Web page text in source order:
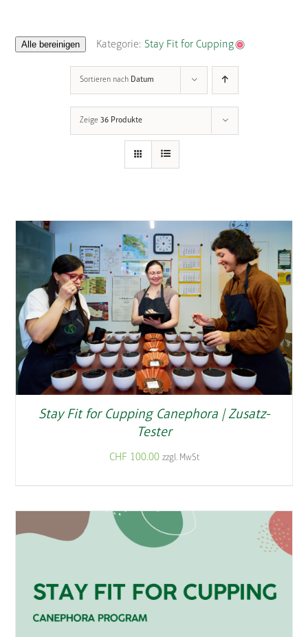
Alle bereinigen Kategorie: Stay Fit for Cupping
Sortieren nach Datum
Zeige 36 Produkte
Stay Fit for Cupping Canephora | Zusatz-
Tester
CHF 100.00 zzgl. MwSt